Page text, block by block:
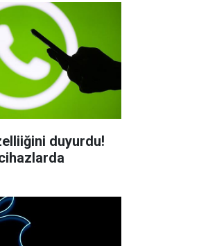
duyurdu!